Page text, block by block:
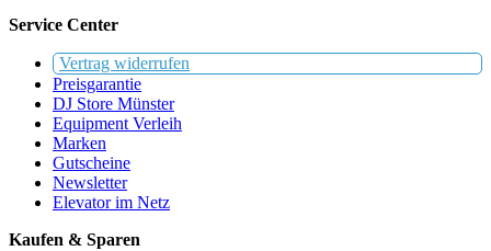
Service Center
Vertrag widerrufen
Preisgarantie
DJ Store Münster
Equipment Verleih
Marken
Gutscheine
Newsletter
Elevator im Netz
Kaufen & Sparen